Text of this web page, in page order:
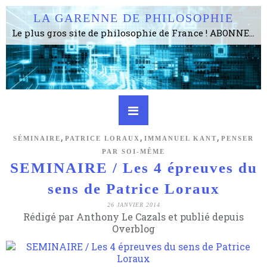
LA GARENNE DE PHILOSOPHIE
Le plus gros site de philosophie de France ! ABONNEZ-VOUS ! 4115 Articles, 1634 abonné·e·s, depuis 2006 . . . . . . . . 2 852 214 pages vues jusqu'à présent. Prestance et être apte à un plus grand nombre de choses.
SÉMINAIRE , PATRICE LORAUX , IMMANUEL KANT , PENSER
PAR SOI-MÊME
SEMINAIRE / Les 4 épreuves du
sens de Patrice Loraux
26 JANVIER 2014
Rédigé par Anthony Le Cazals et publié depuis
Overblog